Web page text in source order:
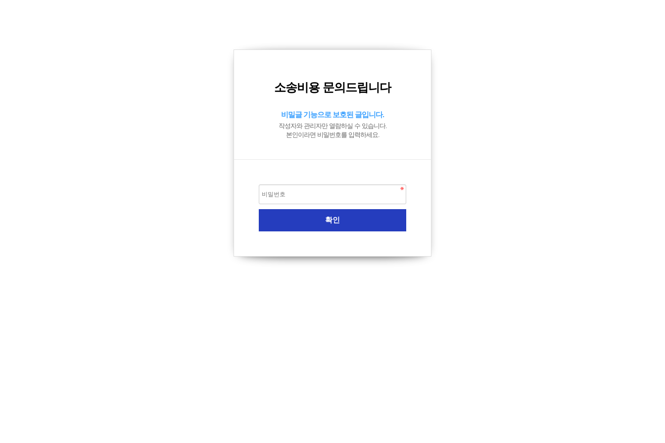
소송비용 문의드립니다
비밀글 기능으로 보호된 글입니다.
작성자와 관리자만 열람하실 수 있습니다.
본인이라면 비밀번호를 입력하세요.